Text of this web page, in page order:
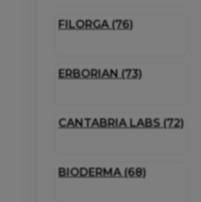
FILORGA (76)
ERBORIAN (73)
CANTABRIA LABS (72)
BIODERMA (68)